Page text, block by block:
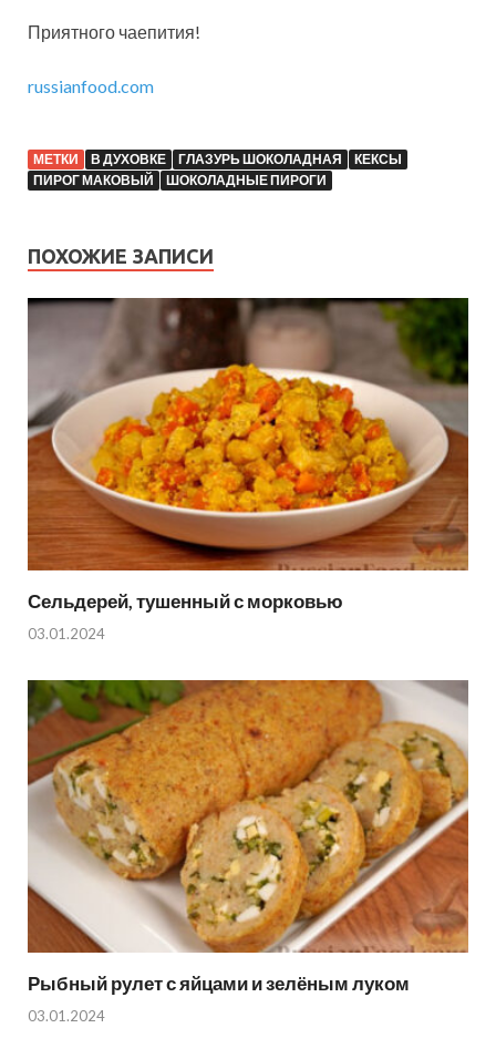
Приятного чаепития!
russianfood.com
МЕТКИ В ДУХОВКЕ ГЛАЗУРЬ ШОКОЛАДНАЯ
КЕКСЫ
ПИРОГ МАКОВЫЙ
ШОКОЛАДНЫЕ ПИРОГИ
ПОХОЖИЕ ЗАПИСИ
Сельдерей, тушенный с морковью
03.01.2024
Рыбный рулет с яйцами и зелёным луком
03.01.2024